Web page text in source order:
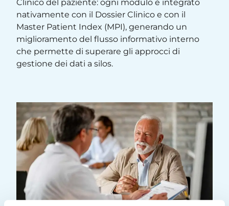
Clinico del paziente: ogni modulo è integrato
nativamente con il Dossier Clinico e con il
Master Patient Index (MPI), generando un
miglioramento del flusso informativo interno
che permette di superare gli approcci di
gestione dei dati a silos. ​